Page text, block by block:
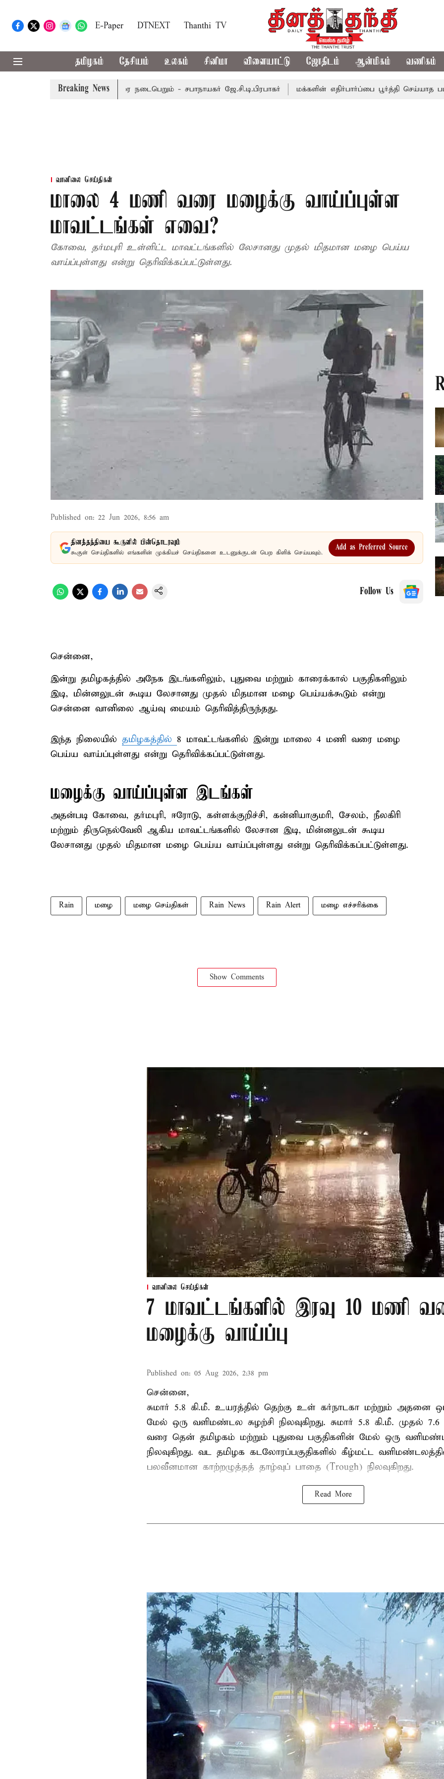
E-Paper DTNEXT Thanthi TV
தமிழகம் தேசியம் உலகம் சினிமா விளையாட்டு ஜோதிடம் ஆன்மிகம் வணிகம்
Breaking News
8-ந் தேதி வரை நடைபெறும் - சபாநாயகர் ஜே.சி.டி.பிரபாகர் மக்களின் எதிர்பார்ப்பை பூர்த்தி செய்யாத பட்ஜெட்;
வானிலை செய்திகள்
மாலை 4 மணி வரை மழைக்கு வாய்ப்புள்ள
மாவட்டங்கள் எவை?
கோவை, தர்மபுரி உள்ளிட்ட மாவட்டங்களில் லேசானது முதல் மிதமான மழை பெய்ய
வாய்ப்புள்ளது என்று தெரிவிக்கப்பட்டுள்ளது.
Published on: 22 Jun 2026, 8:56 am
தினத்தந்தியை கூகுளில் பின்தொடரவும்
கூகுள் செய்திகளில் எங்களின் முக்கியச் செய்திகளை உடனுக்குடன் பெற கிளிக் செய்யவும்.
Add as Preferred Source
Follow Us
சென்னை,
இன்று தமிழகத்தில் அநேக இடங்களிலும், புதுவை மற்றும் காரைக்கால் பகுதிகளிலும்
இடி, மின்னலுடன் கூடிய லேசானது முதல் மிதமான மழை பெய்யக்கூடும் என்று
சென்னை வானிலை ஆய்வு மையம் தெரிவித்திருந்தது.
இந்த நிலையில் தமிழகத்தில் 8 மாவட்டங்களில் இன்று மாலை 4 மணி வரை மழை
பெய்ய வாய்ப்புள்ளது என்று தெரிவிக்கப்பட்டுள்ளது.
மழைக்கு வாய்ப்புள்ள இடங்கள்
அதன்படி கோவை, தர்மபுரி, ஈரோடு, கள்ளக்குறிச்சி, கன்னியாகுமரி, சேலம், நீலகிரி
மற்றும் திருநெல்வேலி ஆகிய மாவட்டங்களில் லேசான இடி, மின்னலுடன் கூடிய
லேசானது முதல் மிதமான மழை பெய்ய வாய்ப்புள்ளது என்று தெரிவிக்கப்பட்டுள்ளது.
Rain மழை மழை செய்திகள் Rain News Rain Alert மழை எச்சரிக்கை
Show Comments
வானிலை செய்திகள்
7 மாவட்டங்களில் இரவு 10 மணி
மழைக்கு வாய்ப்பு
Published on: 05 Aug 2026, 2:38 pm
சென்னை,
சுமார் 5.8 கி.மீ. உயரத்தில் தெற்கு உள் கர்நாடகா மற்றும் அதனை
மேல் ஒரு வளிமண்டல சுழற்சி நிலவுகிறது. சுமார் 5.8 கி.மீ. முதல்
வரை தென் தமிழகம் மற்றும் புதுவை பகுதிகளின் மேல் ஒரு
நிலவுகிறது. வட தமிழக கடலோரப்பகுதிகளில் கீழ்மட்ட
பலவீனமான காற்றழுத்தத் தாழ்வுப் பாதை (Trough) நிலவுகிறது.
Read More